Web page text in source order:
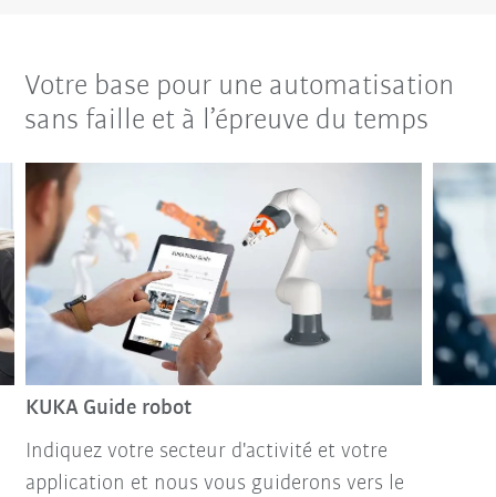
Votre base pour une automatisation
sans faille et à l’épreuve du temps
KUKA Guide robot
Indiquez votre secteur d'activité et votre
application et nous vous guiderons vers le